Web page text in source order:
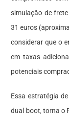
simulação de
31 euros
considerar que o
em taxas
potenciais
Essa estratégia
dual boot, torna o